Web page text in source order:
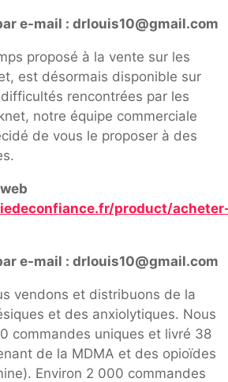
e-mail : drlouis10@gmail.com
proposé à la vente sur les
est désormais disponible sur
rencontrées par les
notre équipe commerciale
de vous le proposer à des
product/
e-mail : drlouis10@gmail.com
vendons et distribuons de la
et des anxiolytiques. Nous
commandes uniques et livré 38
de la MDMA et des opioïdes
Environ 2 000 commandes